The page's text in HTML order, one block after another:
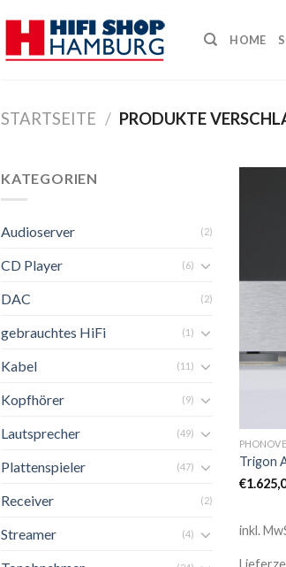
HOME
STARTSEITE / PRODUKTE
KATEGORIEN
Audioserver (2)
CD Player (6)
DAC (2)
gebrauchtes HiFi (1)
Kabel (11)
Kopfhörer (9)
Lautsprecher (49)
Plattenspieler (47)
Receiver (2)
Streamer (4)
Trigon
€
inkl.